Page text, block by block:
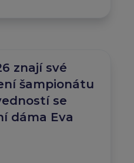
znají své
šampionátu
se
dáma Eva